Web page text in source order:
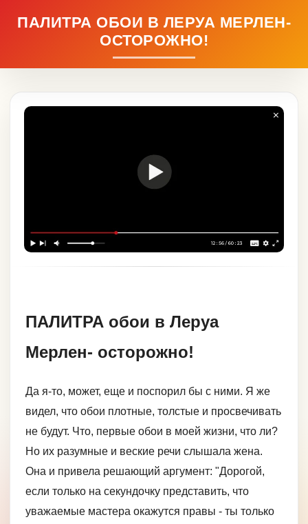
ПАЛИТРА ОБОИ В ЛЕРУА МЕРЛЕН-
ОСТОРОЖНО!
ПАЛИТРА обои в Леруа
Мерлен- осторожно!
Да я-то, может, еще и поспорил бы с ними. Я же
видел, что обои плотные, толстые и просвечивать
не будут. Что, первые обои в моей жизни, что ли?
Но их разумные и веские речи слышала жена.
Она и привела решающий аргумент: "Дорогой,
если только на секундочку представить, что
уважаемые мастера окажутся правы - ты только